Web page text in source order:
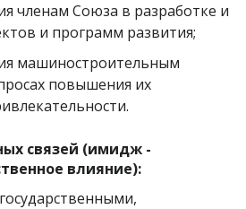
членам Союза в разработке и
и программ развития;
машиностроительным
повышения их
связей (имидж -
влияние):